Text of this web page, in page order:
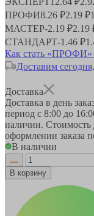
ПРОФИ8.26 ₽2.19 ₽
МАСТЕР-2.19 ₽2.19
СТАНДАРТ-1.46 ₽
Как стать «ПРОФИ»
Доставим
Доставка
Доставка в день
период с 8:00 до
наличии. Стоимость
оформлении заказа
В наличии
В корзину